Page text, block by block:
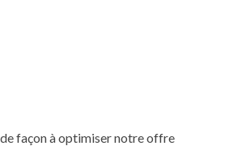
façon à optimiser notre offre